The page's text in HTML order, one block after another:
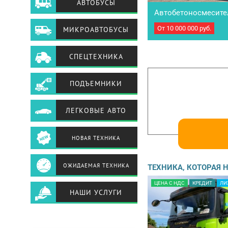
Автобетоносмеситель
SX5258GJBDR384,
От 10 000 000 руб.
ТЕХНИКА, КОТОРАЯ
ЦЕНА С НДС КРЕДИТ
АВТОБУСЫ
МИКРОАВТОБУСЫ
СПЕЦТЕХНИКА
ПОДЪЕМНИКИ
ЛЕГКОВЫЕ АВТО
НОВАЯ ТЕХНИКА
ОЖИДАЕМАЯ ТЕХНИКА
НАШИ УСЛУГИ